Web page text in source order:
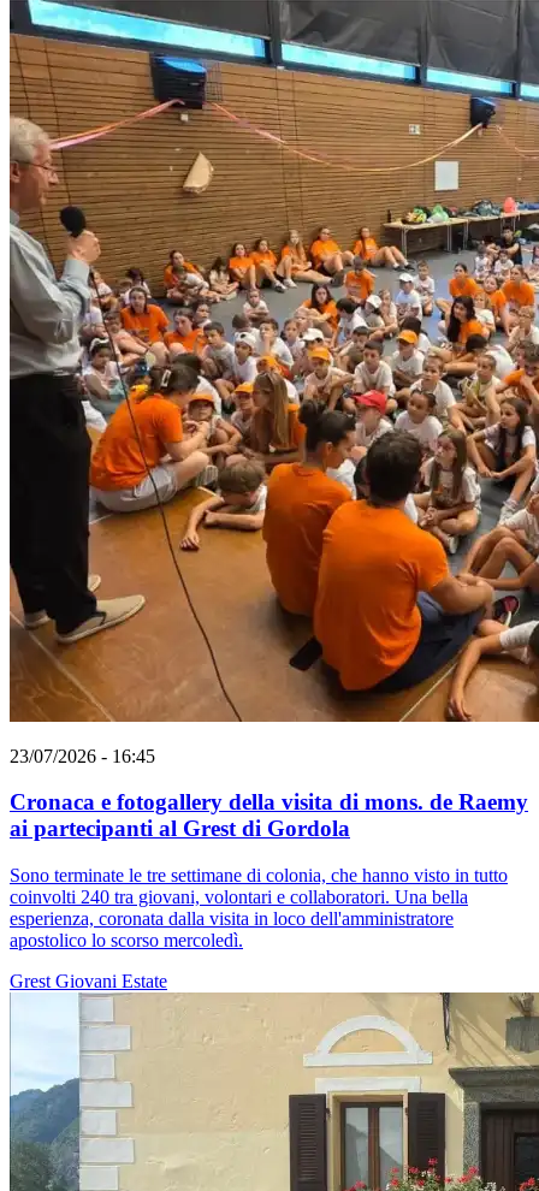
23/07/2026 - 16:45
Cronaca e fotogallery della visita di mons. de Raemy
ai partecipanti al Grest di Gordola
Sono terminate le tre settimane di colonia, che hanno visto in tutto
coinvolti 240 tra giovani, volontari e collaboratori. Una bella
esperienza, coronata dalla visita in loco dell'amministratore
apostolico lo scorso mercoledì.
Grest Giovani Estate